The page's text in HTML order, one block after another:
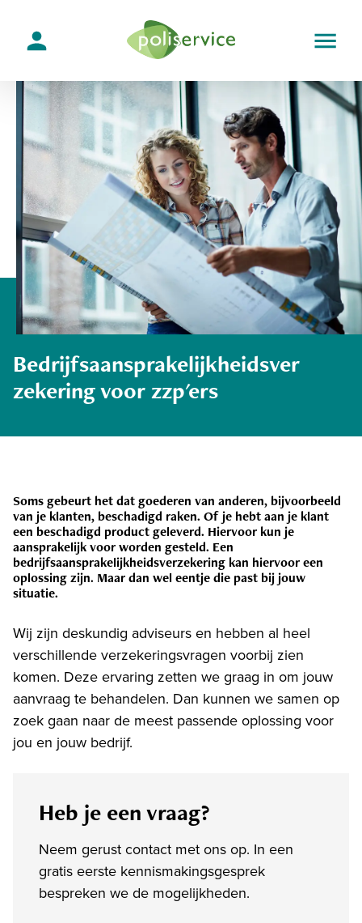
Bedrijfsaansprakelijkheidsver
zekering voor zzp'ers
Soms gebeurt het dat goederen van anderen, bijvoorbeeld
van je klanten, beschadigd raken. Of je hebt aan je klant
een beschadigd product geleverd. Hiervoor kun je
aansprakelijk voor worden gesteld. Een
bedrijfsaansprakelijkheidsverzekering kan hiervoor een
oplossing zijn. Maar dan wel eentje die past bij jouw
situatie.
Wij zijn deskundig adviseurs en hebben al heel
verschillende verzekeringsvragen voorbij zien
komen. Deze ervaring zetten we graag in om jouw
aanvraag te behandelen. Dan kunnen we samen op
zoek gaan naar de meest passende oplossing voor
jou en jouw bedrijf.
Heb je een vraag?
Neem gerust contact met ons op. In een
gratis eerste kennismakingsgesprek
bespreken we de mogelijkheden.